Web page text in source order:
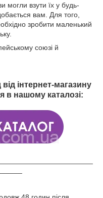
могли взути їх у будь-
вам. Для того,
зробити маленький
союзі й
інтернет-магазину
в нашому каталозі: